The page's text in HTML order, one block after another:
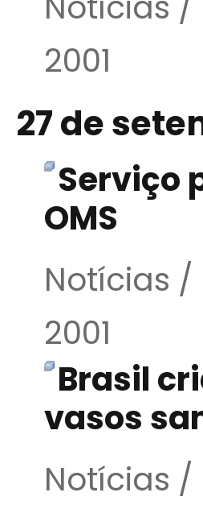
2001
27 de
Serviço
OMS
Notícias
2001
Brasil
vasos
Notícias